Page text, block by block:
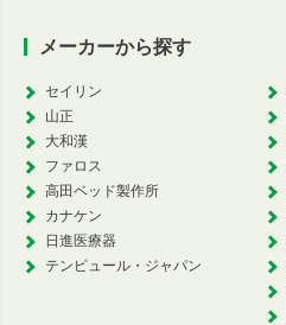
メーカーから探す
セイリン
山正
大和漢
ファロス
高田ベッド製作所
カナケン
日進医療器
テンピュール・ジャパン